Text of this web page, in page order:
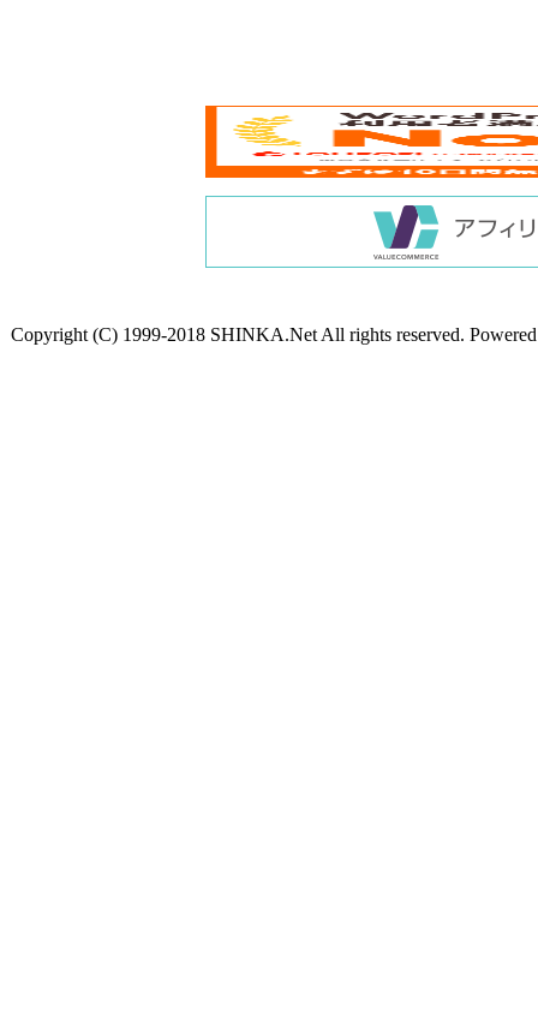
Copyright (C) 1999-2018 SHINKA.Net All rights reserved.